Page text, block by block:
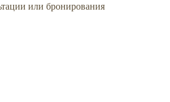
или бронирования